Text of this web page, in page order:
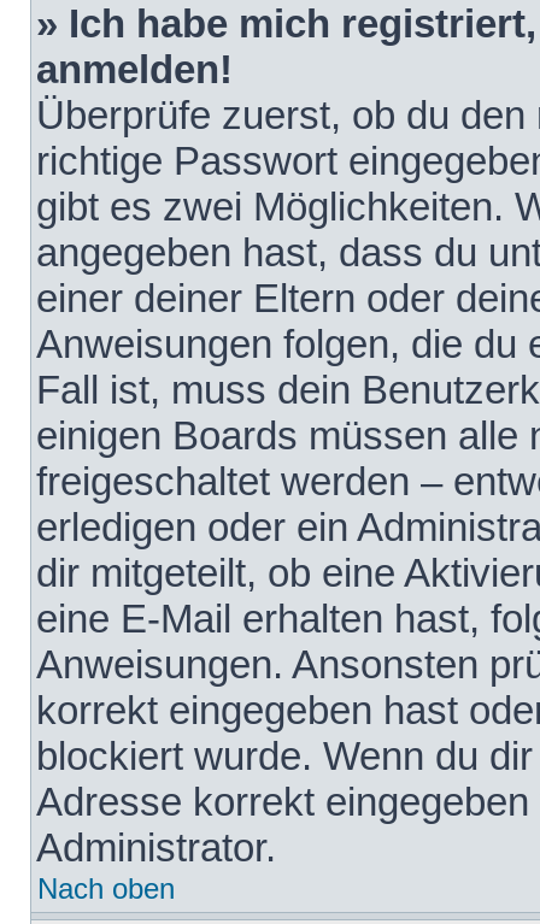
» Ich habe mich
anmelden!
Überprüfe zuerst, ob du
richtige Passwort
gibt es zwei Möglichkeiten.
angegeben hast, dass du
einer deiner Eltern oder
Anweisungen folgen, die du
Fall ist, muss dein
einigen Boards müssen alle
freigeschaltet werden –
erledigen oder ein
dir mitgeteilt, ob eine
eine E-Mail erhalten hast,
Anweisungen. Ansonsten
korrekt eingegeben hast
blockiert wurde. Wenn du
Adresse korrekt
Administrator.
Nach oben